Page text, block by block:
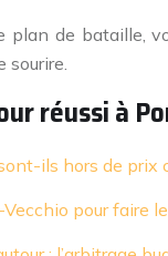
de bataille,
sourire.
réussi à
ils hors de prix
pour faire